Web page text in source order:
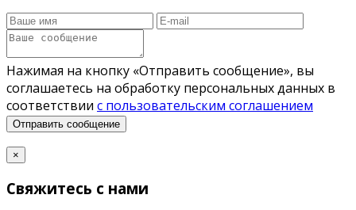
Нажимая на кнопку «Отправить сообщение», вы
соглашаетесь на обработку персональных данных в
соответствии с пользовательским соглашением
Отправить сообщение
×
Свяжитесь с нами